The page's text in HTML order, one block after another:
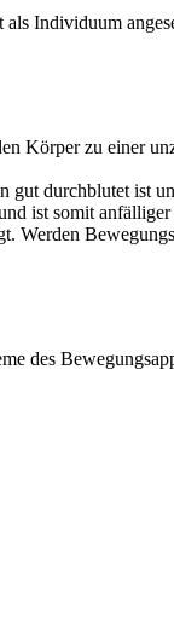
als Individuum
Körper zu einer
gut durchblutet ist
ist somit
Werden
des